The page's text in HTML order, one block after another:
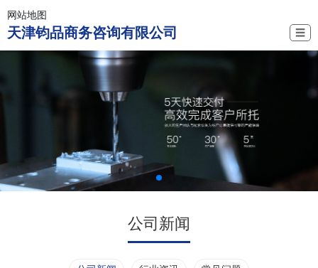
网站地图
天津钧品商务咨询有限公司 ☰
公司新闻